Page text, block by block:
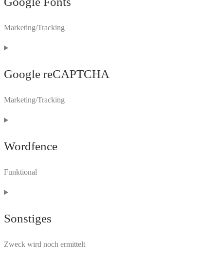
Marketing/Tracking
Consent
service
fonts
Google reCAPTCHA
Marketing/Tracking
Consent
service
recaptcha
Wordfence
Funktional
Consent
service
Sonstiges
Zweck wird noch ermittelt